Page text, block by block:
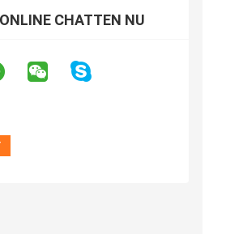
CHATTEN NU